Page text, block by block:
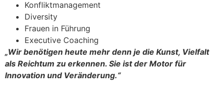
Konfliktmanagement
Diversity
Frauen in Führung
Executive Coaching
„Wir benötigen heute mehr denn je die Kunst, Vielfalt
als Reichtum zu erkennen. Sie ist der Motor für
Innovation und Veränderung.“